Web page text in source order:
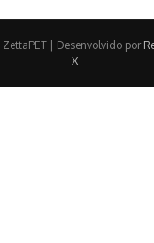
| Desenvolvido por
X